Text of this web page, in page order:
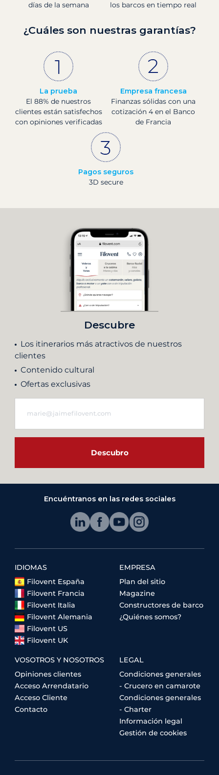
días de la semana
los barcos en tiempo real
¿Cuáles son nuestras garantías?
La prueba
El 88% de nuestros
clientes están satisfechos
con opiniones verificadas
Empresa francesa
Finanzas sólidas con una
cotización 4 en el Banco
de Francia
Pagos seguros
3D secure
Descubre
Los itinerarios más atractivos de nuestros
clientes
Contenido cultural
Ofertas exclusivas
Descubro
Encuéntranos en las redes sociales
IDIOMAS
Filovent España
Filovent Francia
Filovent Italia
Filovent Alemania
Filovent US
Filovent UK
EMPRESA
Plan del sitio
Magazine
Constructores de barco
¿Quiénes somos?
VOSOTROS Y NOSOTROS
Opiniones clientes
Acceso Arrendatario
Acceso Cliente
Contacto
LEGAL
Condiciones generales
- Crucero en camarote
Condiciones generales
- Charter
Información legal
Gestión de cookies